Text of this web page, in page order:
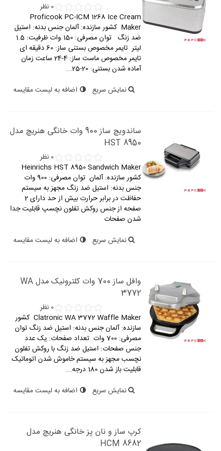
0 نظر
Proficook PC-ICM 1268 Ice Cream
Maker کشور سازنده: آلمان جنس بدنه: استیل
ضد زنگ توان مصرفی: 150 وات ظرفیت: 1.5
لیتر تایمر مخصوص بستنی ساز: 60 دقیقه ای
تایمر مخصوص ماست ساز: 4-24 ساعت زمان
آماده شدن بستنی: 20-25...
نمایش سریع
اضافه به لیست مقایسه
ساندویچ ساز 900 وات خانگی هنریچ مدل
HST 8950
0 نظر
Heinrichs HST 8950 Sandwich Maker
کشور سازنده: آلمان توان مصرفی: 900 وات
جنس بدنه: استیل ضد زنگ مجهز به سیستم
حفاظت در برابر حرارت بیش از حد دارای 2
صفحه از جنس روکش تفلون نچسپ قابلیت جدا
شدن صفحات
نمایش سریع
اضافه به لیست مقایسه
وافل ساز 700 وات کلترونیک مدل WA
3772
0 نظر
Clatronic WA 3772 Waffle Maker کشور
سازنده: آلمان جنس بدنه: استیل ضد زنگ توان
مصرفی: 700 وات تعداد صفحات: یک عدد
جنس صفحات: استیل ضد زنگ با روکش تفلون
نچسب مجهز به سیستم خاموش شدن اتوماتیک
قابلیت باز شدن 180 درجه...
نمایش سریع
اضافه به لیست مقایسه
کرپ ساز و نان پز خانگی هنریچ مدل
HCM 8682